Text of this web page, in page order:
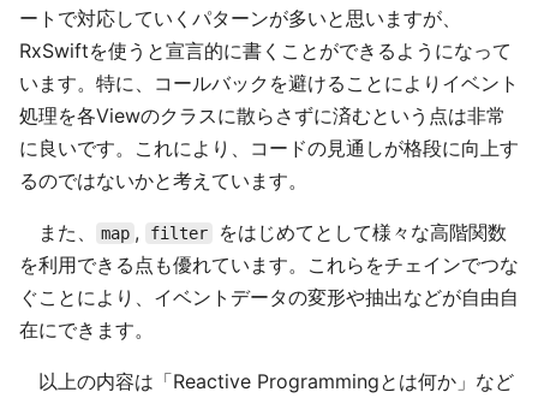
ートで対応していくパターンが多いと思いますが、
RxSwiftを使うと宣言的に書くことができるようになって
います。特に、コールバックを避けることによりイベント
処理を各Viewのクラスに散らさずに済むという点は非常
に良いです。これにより、コードの見通しが格段に向上す
るのではないかと考えています。
また、 map , filter
をはじめてとして様々な高階関数
を利用できる点も優れています。これらをチェインでつな
ぐことにより、イベントデータの変形や抽出などが自由自
在にできます。
以上の内容は「Reactive Programmingとは何か」など